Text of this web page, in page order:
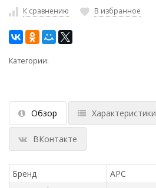
К сравнению В избранное
Категории:
Обзор Характеристики
ВКонтакте
Бренд
APC